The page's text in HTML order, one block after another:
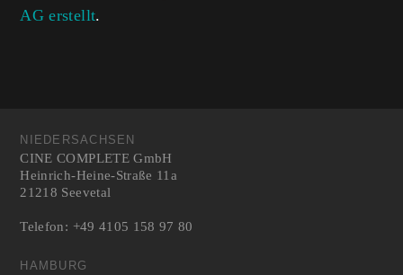
AG erstellt.
NIEDERSACHSEN
CINE COMPLETE GmbH
Heinrich-Heine-Straße 11a
21218 Seevetal
Telefon: +49 4105 158 97 80
HAMBURG